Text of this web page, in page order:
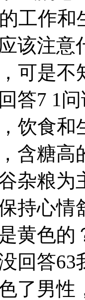
工作
该注意
可是
答7 1
饮食
含糖
杂粮为
持心情
黄色
回答
了男性